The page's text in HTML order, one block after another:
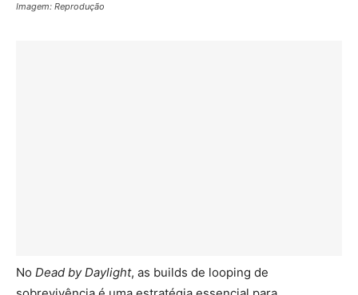
Imagem: Reprodução
No Dead by Daylight, as builds de looping de